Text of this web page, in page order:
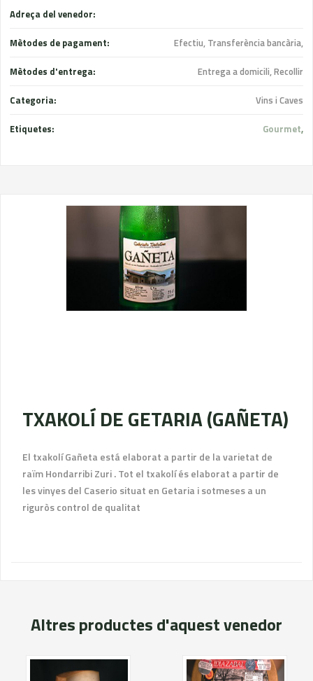
Adreça del venedor:
Mètodes de pagament: Efectiu, Transferència bancària,
Mètodes d'entrega: Entrega a domicili, Recollir
Categoria: Vins i Caves
Etiquetes: Gourmet,
TXAKOLÍ DE GETARIA (GAÑETA)
El txakolí Gañeta está elaborat a partir de la varietat de
raïm Hondarribi Zuri . Tot el txakolí és elaborat a partir de
les vinyes del Caserio situat en Getaria i sotmeses a un
riguròs control de qualitat
Altres productes d'aquest venedor